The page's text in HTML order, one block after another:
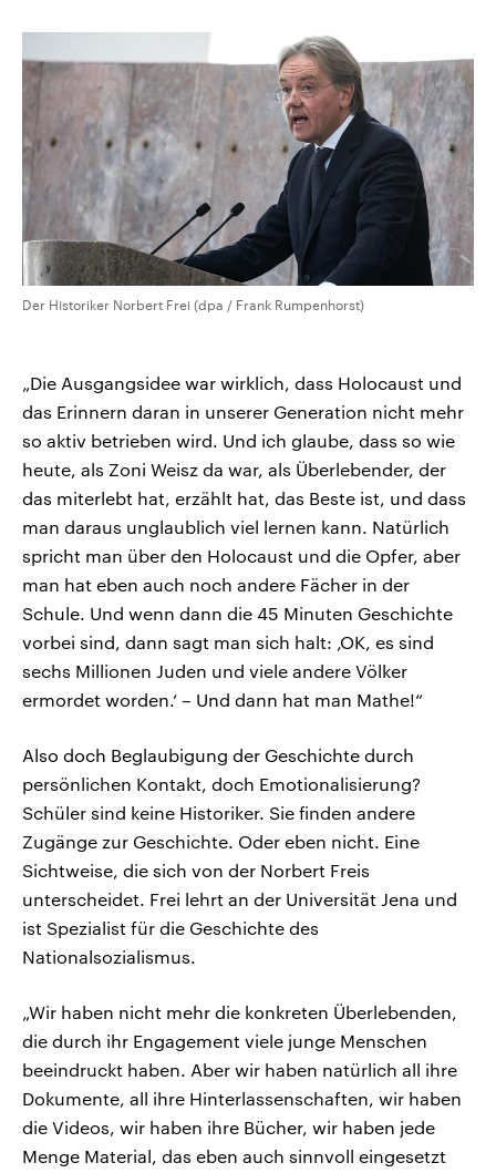
Der Historiker Norbert Frei (dpa / Frank Rumpenhorst)
„Die Ausgangsidee war wirklich, dass Holocaust und
das Erinnern daran in unserer Generation nicht mehr
so aktiv betrieben wird. Und ich glaube, dass so wie
heute, als Zoni Weisz da war, als Überlebender, der
das miterlebt hat, erzählt hat, das Beste ist, und dass
man daraus unglaublich viel lernen kann. Natürlich
spricht man über den Holocaust und die Opfer, aber
man hat eben auch noch andere Fächer in der
Schule. Und wenn dann die 45 Minuten Geschichte
vorbei sind, dann sagt man sich halt: ‚OK, es sind
sechs Millionen Juden und viele andere Völker
ermordet worden.‘ – Und dann hat man Mathe!“
Also doch Beglaubigung der Geschichte durch
persönlichen Kontakt, doch Emotionalisierung?
Schüler sind keine Historiker. Sie finden andere
Zugänge zur Geschichte. Oder eben nicht. Eine
Sichtweise, die sich von der Norbert Freis
unterscheidet. Frei lehrt an der Universität Jena und
ist Spezialist für die Geschichte des
Nationalsozialismus.
„Wir haben nicht mehr die konkreten Überlebenden,
die durch ihr Engagement viele junge Menschen
beeindruckt haben. Aber wir haben natürlich all ihre
Dokumente, all ihre Hinterlassenschaften, wir haben
die Videos, wir haben ihre Bücher, wir haben jede
Menge Material, das eben auch sinnvoll eingesetzt